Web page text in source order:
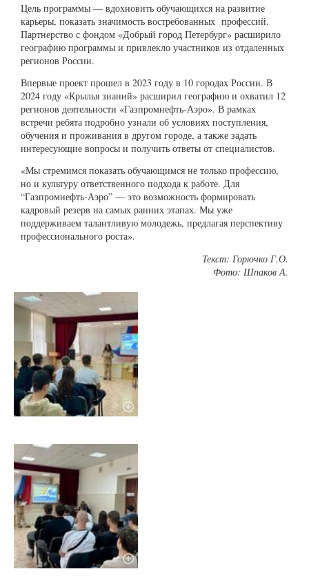
Цель программы — вдохновить обучающихся на развитие
карьеры, показать значимость востребованных профессий.
Партнерство с фондом «Добрый город Петербург» расширило
географию программы и привлекло участников из отдаленных
регионов России.
Впервые проект прошел в 2023 году в 10 городах России. В
2024 году «Крылья знаний» расширил географию и охватил 12
регионов деятельности «Газпромнефть-Аэро». В рамках
встречи ребята подробно узнали об условиях поступления,
обучения и проживания в другом городе, а также задать
интересующие вопросы и получить ответы от специалистов.
«Мы стремимся показать обучающимся не только профессию,
но и культуру ответственного подхода к работе. Для
“Газпромнефть-Аэро” — это возможность формировать
кадровый резерв на самых ранних этапах. Мы уже
поддерживаем талантливую молодежь, предлагая перспективу
профессионального роста».
Текст: Горючко Г.О.
Фото: Шпаков А.